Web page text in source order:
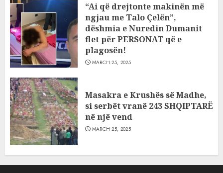
“Ai që drejtonte makinën më
ngjau me Talo Çelën”,
dëshmia e Nuredin Dumanit
flet për PERSONAT që e
plagosën!
MARCH 25, 2025
Masakra e Krushës së Madhe,
si serbët vranë 243 SHQIPTARË
në një vend
MARCH 25, 2025